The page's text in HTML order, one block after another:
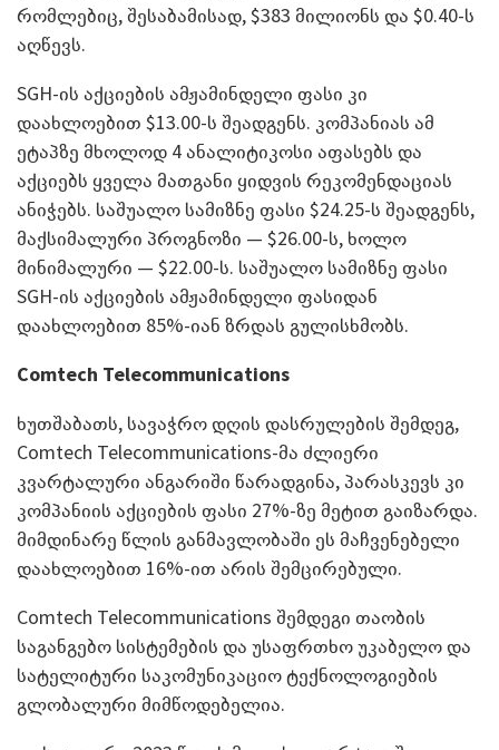
რომლებიც, შესაბამისად, $383 მილიონს და $0.40-ს
აღწევს.
SGH-ის აქციების ამჟამინდელი ფასი კი
დაახლოებით $13.00-ს შეადგენს. კომპანიას ამ
ეტაპზე მხოლოდ 4 ანალიტიკოსი აფასებს და
აქციებს ყველა მათგანი ყიდვის რეკომენდაციას
ანიჭებს. საშუალო სამიზნე ფასი $24.25-ს შეადგენს,
მაქსიმალური პროგნოზი — $26.00-ს, ხოლო
მინიმალური — $22.00-ს. საშუალო სამიზნე ფასი
SGH-ის აქციების ამჟამინდელი ფასიდან
დაახლოებით 85%-იან ზრდას გულისხმობს.
Comtech Telecommunications
ხუთშაბათს, სავაჭრო დღის დასრულების შემდეგ,
Comtech Telecommunications-მა ძლიერი
კვარტალური ანგარიში წარადგინა, პარასკევს კი
კომპანიის აქციების ფასი 27%-ზე მეტით გაიზარდა.
მიმდინარე წლის განმავლობაში ეს მაჩვენებელი
დაახლოებით 16%-ით არის შემცირებული.
Comtech Telecommunications შემდეგი თაობის
საგანგებო სისტემების და უსაფრთხო უკაბელო და
სატელიტური საკომუნიკაციო ტექნოლოგიების
გლობალური მიმწოდებელია.